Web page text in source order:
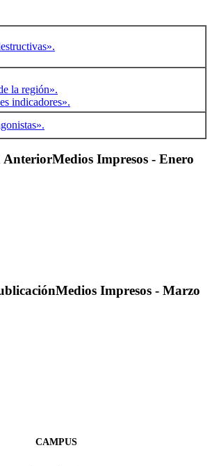
la región».
indicadores».
AnteriorMedios Impresos - Enero
Medios Impresos - Marzo
CAMPUS